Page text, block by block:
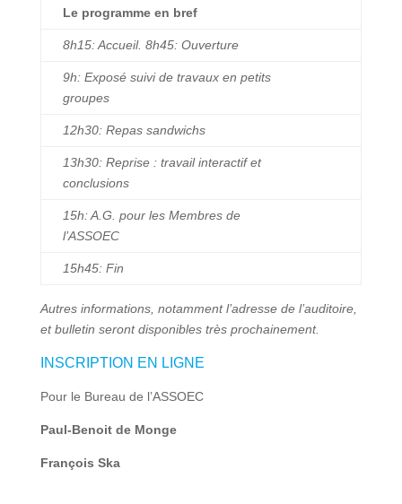
Le programme en bref
8h15: Accueil. 8h45: Ouverture
9h: Exposé suivi de travaux en petits
groupes
12h30: Repas sandwichs
13h30: Reprise : travail interactif et
conclusions
15h: A.G. pour les Membres de
l’ASSOEC
15h45: Fin
Autres informations, notamment l’adresse de l’auditoire,
et bulletin seront disponibles très prochainement.
INSCRIPTION EN LIGNE
Pour le Bureau de l’ASSOEC
Paul-Benoit de Monge
François Ska